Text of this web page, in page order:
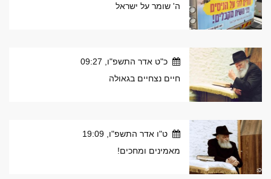
ה' שומר על ישראל
כ"ט אדר התשפ"ו, 09:27
חיים נצחיים בגאולה
ט"ו אדר התשפ"ו, 19:09
מאמינים ומחכים!